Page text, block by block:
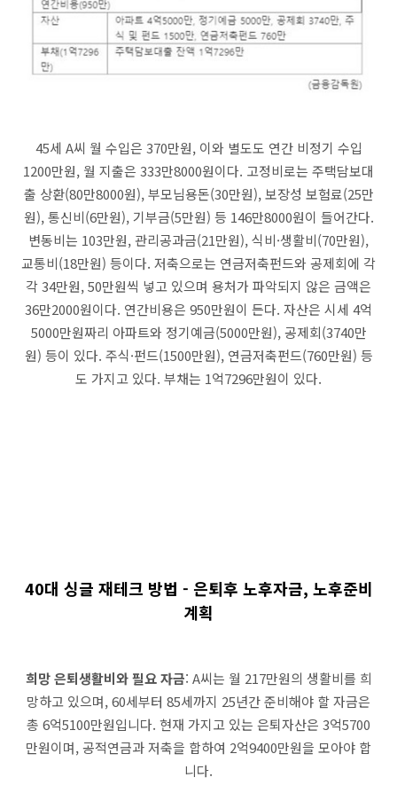
45세 A씨 월 수입은 370만원, 이와 별도도 연간 비정기 수입
1200만원, 월 지출은 333만8000원이다. 고정비로는 주택담보대
출 상환(80만8000원), 부모님용돈(30만원), 보장성 보험료(25만
원), 통신비(6만원), 기부금(5만원) 등 146만8000원이 들어간다.
변동비는 103만원, 관리공과금(21만원), 식비·생활비(70만원),
교통비(18만원) 등이다. 저축으로는 연금저축펀드와 공제회에 각
각 34만원, 50만원씩 넣고 있으며 용처가 파악되지 않은 금액은
36만2000원이다. 연간비용은 950만원이 든다. 자산은 시세 4억
5000만원짜리 아파트와 정기예금(5000만원), 공제회(3740만
원) 등이 있다. 주식·펀드(1500만원), 연금저축펀드(760만원) 등
도 가지고 있다. 부채는 1억7296만원이 있다.
40대 싱글 재테크 방법 - 은퇴후 노후자금, 노후준비
계획
희망 은퇴생활비와 필요 자금: A씨는 월 217만원의 생활비를 희
망하고 있으며, 60세부터 85세까지 25년간 준비해야 할 자금은
총 6억5100만원입니다. 현재 가지고 있는 은퇴자산은 3억5700
만원이며, 공적연금과 저축을 합하여 2억9400만원을 모아야 합
니다.